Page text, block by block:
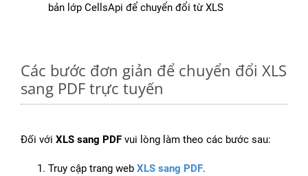
bản lớp CellsApi để chuyển đổi từ XLS
Các bước đơn giản để chuyển đổi XLS
sang PDF trực tuyến
Đối với XLS sang PDF vui lòng làm theo các bước sau:
Truy cập trang web XLS sang PDF.